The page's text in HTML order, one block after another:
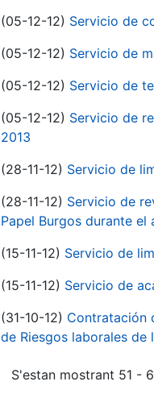
(05-12-12) Servicio de
(05-12-12) Servicio de
(05-12-12) Servicio de
(05-12-12) Servicio de
2013
(28-11-12) Servicio de
(28-11-12) Servicio de
Papel Burgos durante el
(15-11-12) Servicio de
(15-11-12) Servicio de
(31-10-12) Contratación
de Riesgos laborales de
S'estan mostrant 51 -